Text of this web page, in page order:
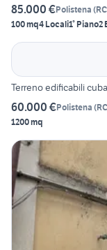
85.000 €Polistena (RC
100 mq4 Locali1° Piano2
Terreno edificabili
60.000 €Polistena (RC
1200 mq